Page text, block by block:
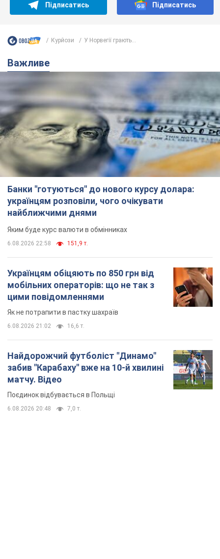
Підписатись Підписатись
Курйози У Норвегії грають...
Важливе
Банки "готуються" до нового курсу долара:
українцям розповіли, чого очікувати
найближчими днями
Яким буде курс валюти в обмінниках
6.08.2026 22:58 151,9 т.
Українцям обіцяють по 850 грн від
мобільних операторів: що не так з
цими повідомленнями
Як не потрапити в пастку шахраїв
6.08.2026 21:02 16,6 т.
Найдорожчий футболіст "Динамо"
забив "Карабаху" вже на 10-й хвилині
матчу. Відео
Поєдинок відбувається в Польщі
6.08.2026 20:48 7,0 т.